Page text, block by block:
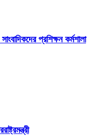
প্রশিক্ষন কর্মশালা